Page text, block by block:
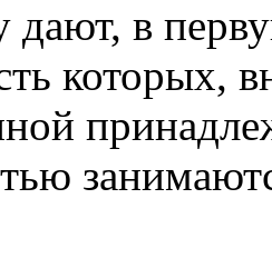
дают, в
которых,